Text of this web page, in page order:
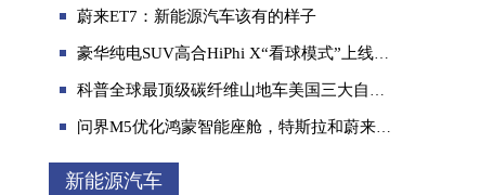
蔚来ET7：新能源汽车该有的样子
豪华纯电SUV高合HiPhi X“看球模式”上线，与用户共创说到做到
科普全球最顶级碳纤维山地车美国三大自行车品牌排行榜
问界M5优化鸿蒙智能座舱，特斯拉和蔚来集中升级车机系统
新能源汽车